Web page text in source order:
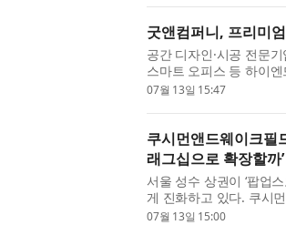
굿앤컴퍼니, 프리미
공간 디자인·시공 전문
스마트 오피스 등 하이
확대한다고 밝혔다. 굿앤
07월 13일 15:47
쿠시먼앤드웨이크필
래그십으로 확장할까
서울 성수 상권이 ‘팝업
게 진화하고 있다. 쿠시
에서 팝업스토어를 운영
07월 13일 15:00